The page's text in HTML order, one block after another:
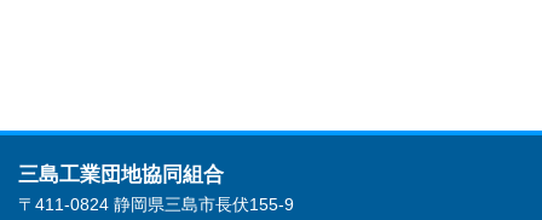
三島工業団地協同組合
〒411-0824 静岡県三島市長伏155-9